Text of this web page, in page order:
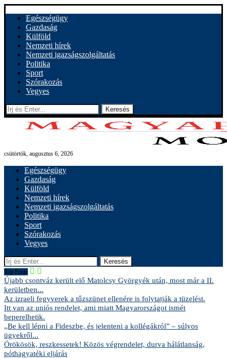
Egészségügy
Gazdaság
Külföld
Nemzeti hírek
Nemzeti igazságszolgáltatás
Politika
Sport
Szórakozás
Vegyes
Keresés
csütörtök, augusztus 6, 2026
Egészségügy
Gazdaság
Külföld
Nemzeti hírek
Nemzeti igazságszolgáltatás
Politika
Sport
Szórakozás
Vegyes
Keresés
Top Posts
Újabb csontváz került elő Matolcsy Györgyék után, most már a II.
kerületben...
Az izraeli fegyverek a tűzszünet ellenére is folytatják a tüzelést.
Itt van az uniós rendelet, ami miatt Magyarországot ismét
beperelhetik.
„Be kell lépni a Fideszbe, és jelenteni a kollégákról” – súlyos
ügyekről...
Örökösök, reszkessetek! Közös végrendelet, durva hálátlanság,
póthagyatéki eljárás